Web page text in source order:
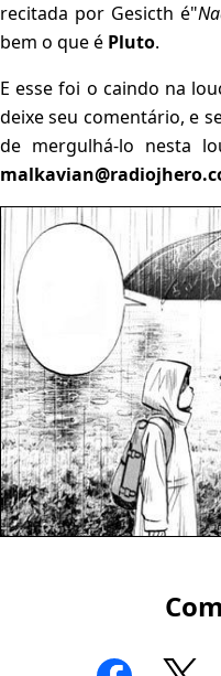
recitada por Gesicth é"
bem o que é Pluto.
E esse foi o caindo na
deixe seu comentário, e
de mergulhá-lo nesta